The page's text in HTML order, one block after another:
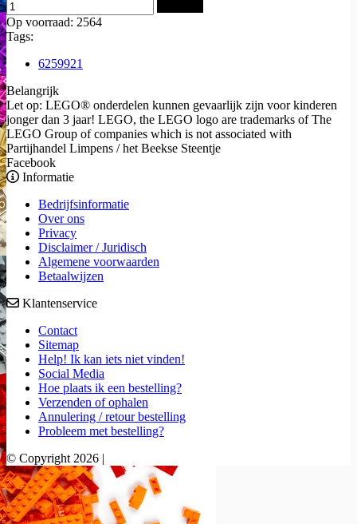
Op voorraad: 2564
Tags:
6259921
Belangrijk
Let op: LEGO® onderdelen kunnen gevaarlijk zijn voor kinderen
jonger dan 3 jaar! LEGO, the LEGO logo are trademarks of The
LEGO Group of companies which is not associated with
Partijhandel Limpens / het Beekse Steentje
Facebook
Informatie
Bedrijfsinformatie
Over ons
Privacy
Disclaimer / Juridisch
Algemene voorwaarden
Betaalwijzen
Klantenservice
Contact
Sitemap
Help! Ik kan iets niet vinden!
Social Media
Hoe plaats ik een bestelling?
Verzenden of ophalen
Annulering / retour bestelling
Probleem met bestelling?
© Copyright 2026 |